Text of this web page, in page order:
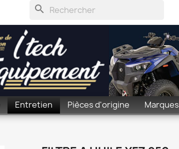
search
Entretien Pièces d'origine Marques